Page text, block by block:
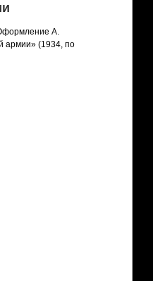
А.
армии» (1934, по